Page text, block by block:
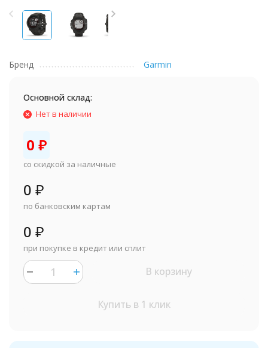
Бренд Garmin
Основной склад:
Нет в наличии
0 ₽
со скидкой за наличные
0 ₽
по банковским картам
0 ₽
при покупке в кредит или сплит
В корзину
Купить в 1 клик